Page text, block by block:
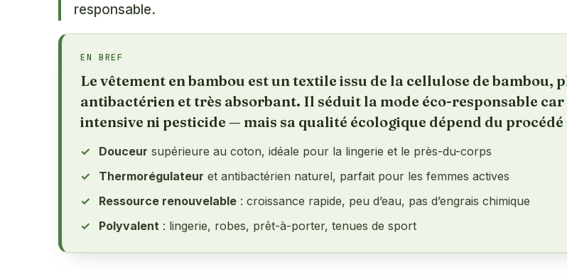
responsable.
EN BREF
Le vêtement en bambou est un textile issu de la cellulose de
antibactérien et très absorbant. Il séduit la mode éco-responsable
intensive ni pesticide — mais sa qualité écologique dépend du
Douceur supérieure au coton, idéale pour la lingerie et le près-du-corps
Thermorégulateur et antibactérien naturel, parfait pour les femmes actives
Ressource renouvelable : croissance rapide, peu d’eau, pas d’engrais chimique
Polyvalent : lingerie, robes, prêt-à-porter, tenues de sport